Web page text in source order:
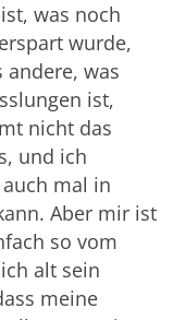
was noch
wurde,
andere, was
ist,
nicht das
und ich
mal in
Aber mir ist
so vom
alt sein
meine